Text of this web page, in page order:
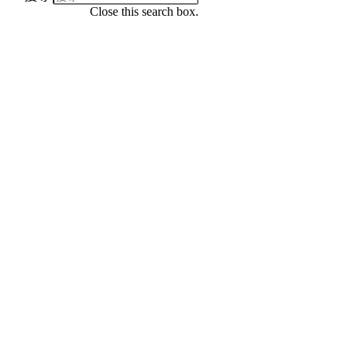
Close this search box.